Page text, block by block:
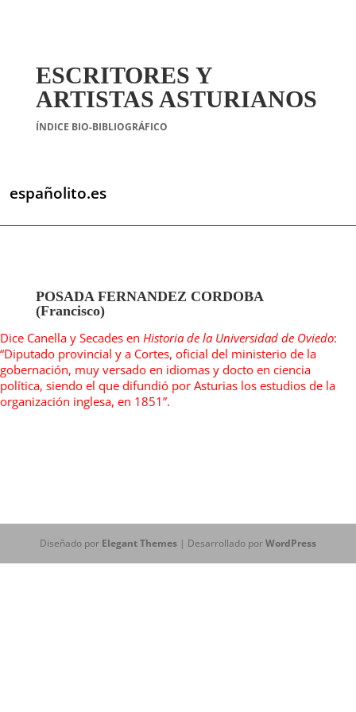
ESCRITORES Y
ARTISTAS ASTURIANOS
ÍNDICE BIO-BIBLIOGRÁFICO
españolito.es
POSADA FERNANDEZ CORDOBA
(Francisco)
Dice Canella y Secades en Historia de la Universidad de Oviedo:
“Diputado provincial y a Cortes, oficial del ministerio de la
gobernación, muy versado en idiomas y docto en ciencia
política, siendo el que difundió por Asturias los estudios de la
organización inglesa, en 1851”.
Diseñado por Elegant Themes| Desarrollado porWordPress